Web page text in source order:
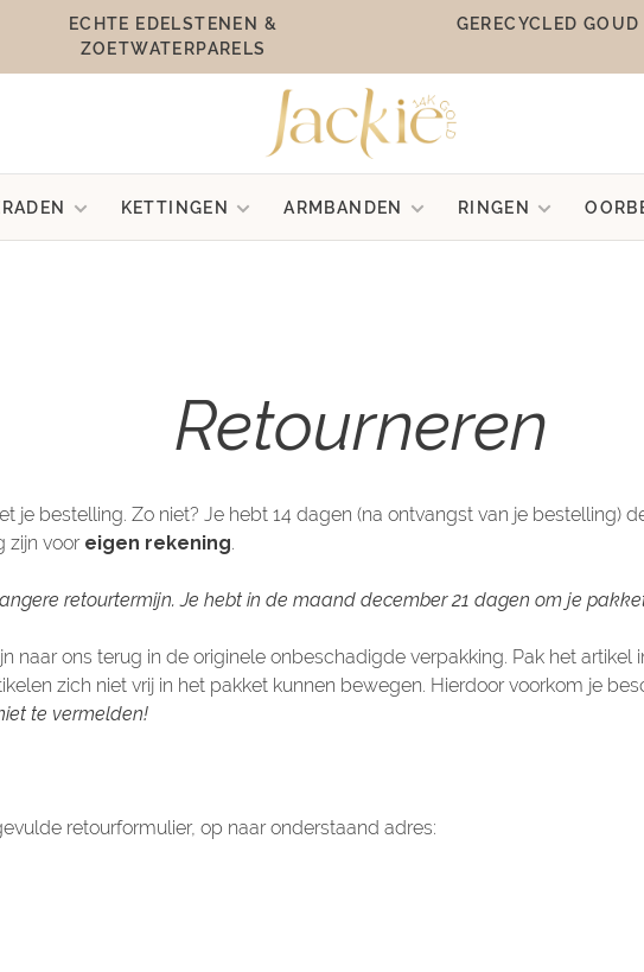
ECHTE EDELSTENEN &
ZOETWATERPARELS
GERECYCLED GOUD
KETTINGEN ARMBANDEN RINGEN
Retourneren
je bestelling. Zo niet? Je hebt 14 dagen (na ontvangst van je bestelling)
zijn voor eigen rekening.
retourtermijn. Je hebt in de maand december 21 dagen om je
naar ons terug in de originele onbeschadigde verpakking. Pak het
zich niet vrij in het pakket kunnen bewegen. Hierdoor voorkom je
te vermelden!
retourformulier, op naar onderstaand adres: